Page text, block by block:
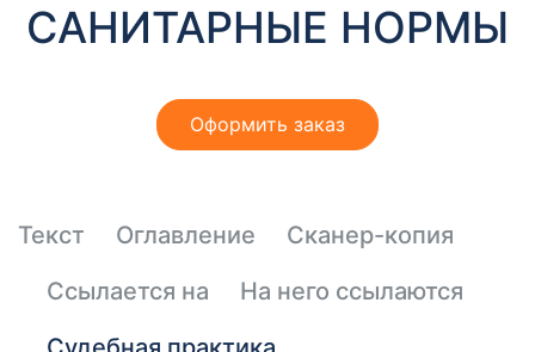
САНИТАРНЫЕ НОРМЫ
Оформить заказ
Текст Оглавление
Сканер-копия
Ссылается на
На него ссылаются
Необходимые
Эти файлы cookie
функционирования